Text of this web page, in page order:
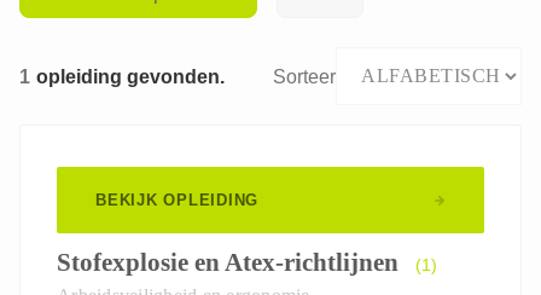
1 opleiding gevonden. Sorteer
BEKIJK OPLEIDING
Stofexplosie en Atex-richtlijnen (1)